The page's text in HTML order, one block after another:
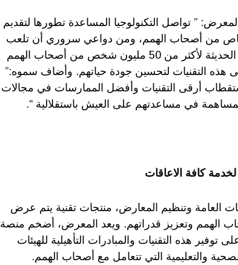
” تواصل التكنولوجيا المساعدة تطورها لتقديم
من أصحاب الهمم، ومن دواعي سروري أن تلعب
دبي دورا محوريا كمركز عالمي يوفر التكنولوجيا الحديثة لأكثر من 50 مليون شخص من أصحاب الهمم
التقنيات لتحسين جودة حياتهم. وأضاف سموه:”
أرقى التقنيات وأفضل الممارسات في مجالات
في مساعدتهم على العيش باستقلالية “.
كافة الاعاقات
العامة وتنظيم المعارض، منتجات تقنية يتم عرض
الهمم وتعزيز قدراتهم. ويعد المعرض، أضخم منصة
هذه التقنيات والمبادرات التأهيلية للهيئات
والتعليمية التي تتعامل مع أصحاب الهمم.